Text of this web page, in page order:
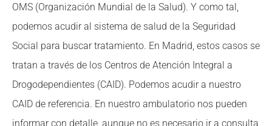
OMS (Organización Mundial de la Salud). Y como tal,
podemos acudir al sistema de salud de la Seguridad
Social para buscar tratamiento. En Madrid, estos casos se
tratan a través de los Centros de Atención Integral a
Drogodependientes (CAID). Podemos acudir a nuestro
CAID de referencia. En nuestro ambulatorio nos pueden
informar con detalle, aunque no es necesario ir a consulta